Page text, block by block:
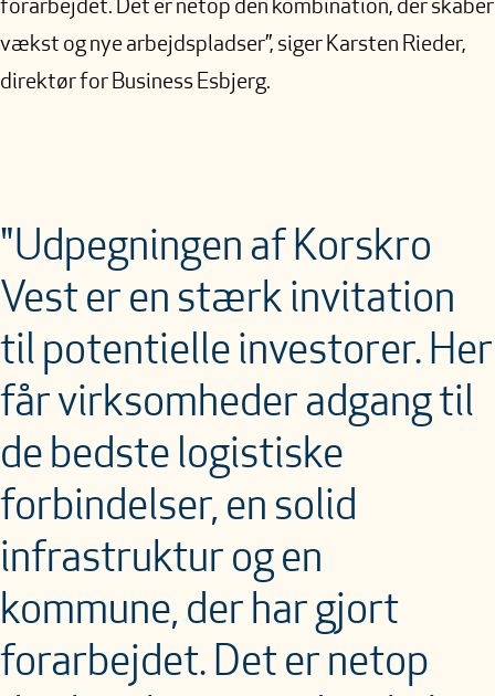
forarbejdet. Det er netop den kombination, der skaber
vækst og nye arbejdspladser”, siger Karsten Rieder,
direktør for Business Esbjerg.
"Udpegningen af Korskro
Vest er en stærk invitation
til potentielle investorer. Her
får virksomheder adgang til
de bedste logistiske
forbindelser, en solid
infrastruktur og en
kommune, der har gjort
forarbejdet. Det er netop